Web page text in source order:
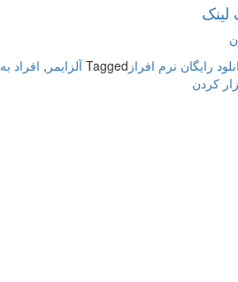
رایگان نرم افراز Tagged آلزایمر , افراد به
کردن